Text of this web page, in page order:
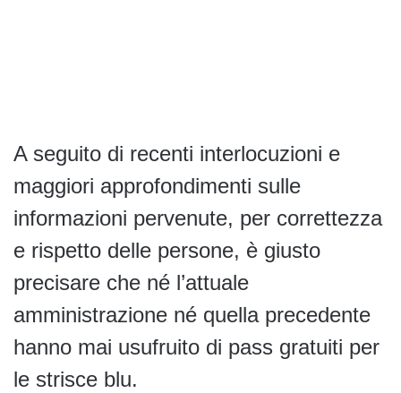
A seguito di recenti interlocuzioni e
maggiori approfondimenti sulle
informazioni pervenute, per correttezza
e rispetto delle persone, è giusto
precisare che né l’attuale
amministrazione né quella precedente
hanno mai usufruito di pass gratuiti per
le strisce blu.